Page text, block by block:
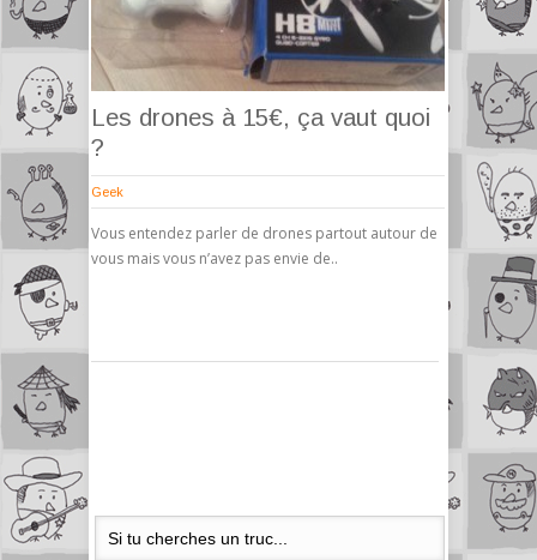
Les drones à 15€, ça vaut quoi
?
Geek
Vous entendez parler de drones partout autour de
vous mais vous n’avez pas envie de..